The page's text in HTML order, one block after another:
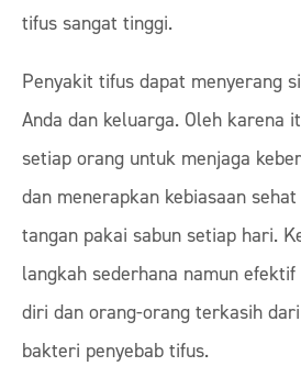
tifus sangat tinggi.
Penyakit tifus dapat menyerang
Anda dan keluarga. Oleh karena
setiap orang untuk menjaga
dan menerapkan kebiasaan
tangan pakai sabun setiap hari.
langkah sederhana namun
diri dan orang-orang terkasih
bakteri penyebab tifus.